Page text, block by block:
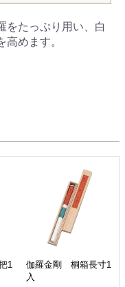
をたっぷり用い、白
めます。
1
伽羅金剛 桐箱長寸1
入